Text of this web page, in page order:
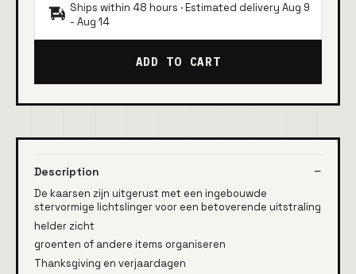
Ships within 48 hours · Estimated delivery Aug 9
- Aug 14
ADD TO CART
Description
De kaarsen zijn uitgerust met een ingebouwde
stervormige lichtslinger voor een betoverende uitstraling
helder zicht
groenten of andere items organiseren
Thanksgiving en verjaardagen